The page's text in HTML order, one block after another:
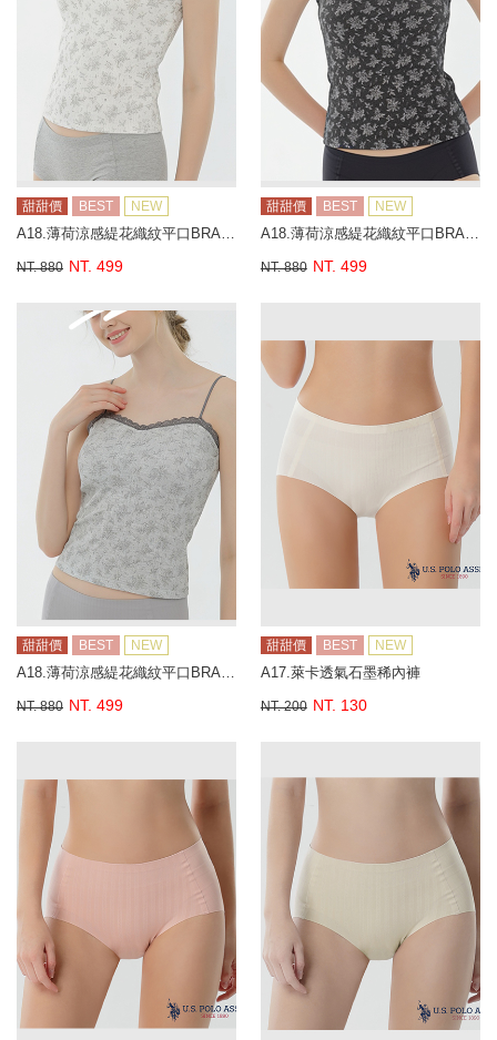
甜甜價 BEST NEW
A18.薄荷涼感緹花織紋平口BRA背心
NT. 880 NT. 499
甜甜價 BEST NEW
A18.薄荷涼感緹花織紋平口BRA背心
NT. 880 NT. 499
甜甜價 BEST NEW
A18.薄荷涼感緹花織紋平口BRA背心
NT. 880 NT. 499
甜甜價 BEST NEW
A17.萊卡透氣石墨稀內褲
NT. 200 NT. 130